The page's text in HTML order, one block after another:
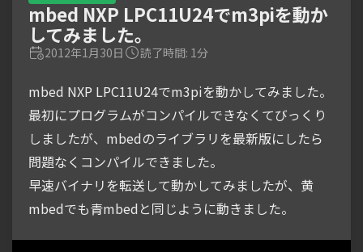
mbed NXP LPC11U24でm3piを動か
してみました。
2012年1月30日 読了時間: 1分
mbed NXP LPC11U24でm3piを動かしてみました。
最初にプログラムがコンパイルできなくてびっくり
しましたが、mbedのライブラリを最新版にしたら
問題なくコンパイルできました。
早速バイナリを転送して動かしてみましたが、黄
mbedでも青mbedと同じように動きました。